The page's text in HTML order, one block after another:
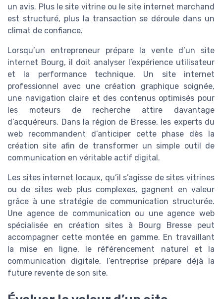
un avis. Plus le site vitrine ou le site internet marchand
est structuré, plus la transaction se déroule dans un
climat de confiance.
Lorsqu’un entrepreneur prépare la vente d’un site
internet Bourg, il doit analyser l’expérience utilisateur
et la performance technique. Un site internet
professionnel avec une création graphique soignée,
une navigation claire et des contenus optimisés pour
les moteurs de recherche attire davantage
d’acquéreurs. Dans la région de Bresse, les experts du
web recommandent d’anticiper cette phase dès la
création site afin de transformer un simple outil de
communication en véritable actif digital.
Les sites internet locaux, qu’il s’agisse de sites vitrines
ou de sites web plus complexes, gagnent en valeur
grâce à une stratégie de communication structurée.
Une agence de communication ou une agence web
spécialisée en création sites à Bourg Bresse peut
accompagner cette montée en gamme. En travaillant
la mise en ligne, le référencement naturel et la
communication digitale, l’entreprise prépare déjà la
future revente de son site.